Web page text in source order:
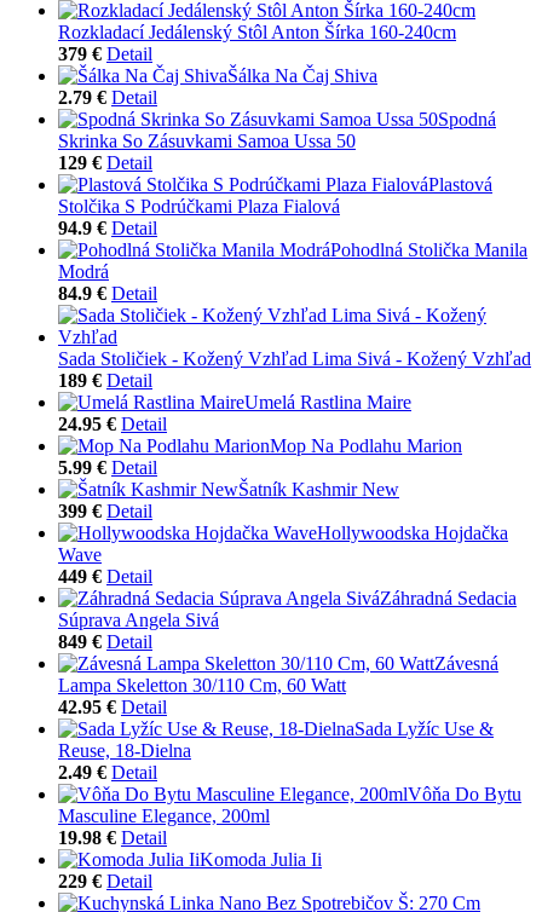
Rozkladací Jedálenský Stôl Anton Šírka 160-240cm
379 € Detail
Šálka Na Čaj Shiva
2.79 € Detail
Spodná
Skrinka So Zásuvkami Samoa Ussa 50
129 € Detail
Plastová
Stolčika S Podrúčkami Plaza Fialová
94.9 € Detail
Pohodlná Stolička Manila
Modrá
84.9 € Detail
Sada Stoličiek - Kožený Vzhľad Lima Sivá - Kožený Vzhľad
189 € Detail
Umelá Rastlina Maire
24.95 € Detail
Mop Na Podlahu Marion
5.99 € Detail
Šatník Kashmir New
399 € Detail
Hollywoodska Hojdačka
Wave
449 € Detail
Záhradná Sedacia
Súprava Angela Sivá
849 € Detail
Závesná
Lampa Skeletton 30/110 Cm, 60 Watt
42.95 € Detail
Sada Lyžíc Use &
Reuse, 18-Dielna
2.49 € Detail
Vôňa Do Bytu
Masculine Elegance, 200ml
19.98 € Detail
Komoda Julia Ii
229 € Detail